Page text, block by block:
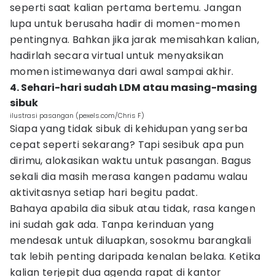
seperti saat kalian pertama bertemu. Jangan
lupa untuk berusaha hadir di momen-momen
pentingnya. Bahkan jika jarak memisahkan kalian,
hadirlah secara virtual untuk menyaksikan
momen istimewanya dari awal sampai akhir.
4. Sehari-hari sudah LDM atau masing-masing
sibuk
ilustrasi pasangan (pexels.com/Chris F)
Siapa yang tidak sibuk di kehidupan yang serba
cepat seperti sekarang? Tapi sesibuk apa pun
dirimu, alokasikan waktu untuk pasangan. Bagus
sekali dia masih merasa kangen padamu walau
aktivitasnya setiap hari begitu padat.
Bahaya apabila dia sibuk atau tidak, rasa kangen
ini sudah gak ada. Tanpa kerinduan yang
mendesak untuk diluapkan, sosokmu barangkali
tak lebih penting daripada kenalan belaka. Ketika
kalian terjepit dua agenda rapat di kantor